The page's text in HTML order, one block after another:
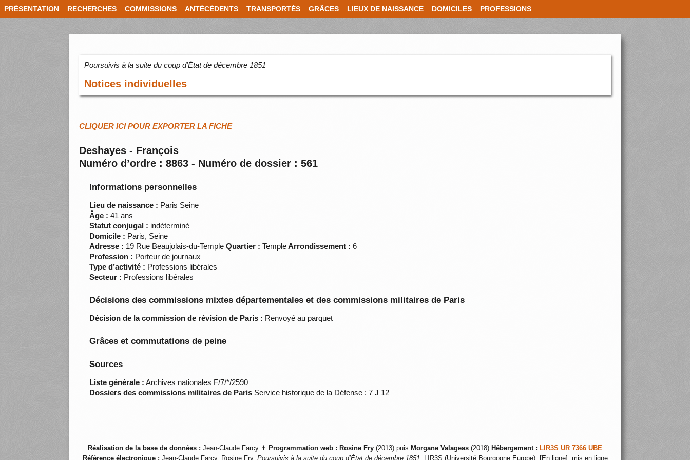
PRÉSENTATION RECHERCHES COMMISSIONS ANTÉCÉDENTS TRANSPORTÉS GRÂCES LIEUX DE NAISSANCE DOMICILES PROFESSIONS
Poursuivis à la suite du coup d’État de décembre 1851
Notices individuelles
CLIQUER ICI POUR EXPORTER LA FICHE
Deshayes - François
Numéro d’ordre : 8863 - Numéro de dossier : 561
Informations personnelles
Lieu de naissance : Paris Seine
Âge : 41 ans
Statut conjugal : indéterminé
Domicile : Paris, Seine
Adresse : 19 Rue Beaujolais-du-TempleQuartier : TempleArrondissement : 6
Profession : Porteur de journaux
Type d’activité : Professions libérales
Secteur : Professions libérales
Décisions des commissions mixtes départementales et des commissions militaires de Paris
Décision de la commission de révision de Paris : Renvoyé au parquet
Grâces et commutations de peine
Sources
Liste générale : Archives nationales F/7/*/2590
Dossiers des commissions militaires de Paris Service historique de la Défense : 7 J 12
Réalisation de la base de données : Jean-Claude Farcy ✝ Programmation web : Rosine Fry (2013) puis Morgane Valageas (2018) Hébergement : LIR3S UR 7366 UBE
Référence électronique : Jean-Claude Farcy, Rosine Fry, Poursuivis à la suite du coup d’État de décembre 1851 , LIR3S (Université Bourgogne Europe), [En ligne], mis en ligne